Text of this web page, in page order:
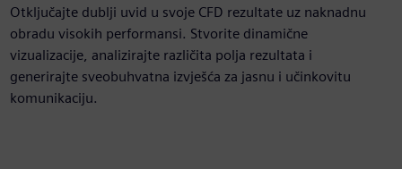
Otključajte dublji uvid u svoje CFD rezultate uz naknadnu
obradu visokih performansi. Stvorite dinamične
vizualizacije, analizirajte različita polja rezultata i
generirajte sveobuhvatna izvješća za jasnu i učinkovitu
komunikaciju.